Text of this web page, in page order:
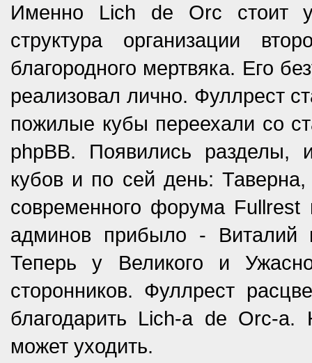
Именно Lich de Orc стоит
структура организации
благородного мертвяка. Его
реализовал лично. Фуллрест
пожилые кубы переехали со
phpBB. Появились разделы,
кубов и по сей день:
современного форума Fullrest
админов прибыло - Виталий
Теперь у Великого и
сторонников. Фуллрест
благодарить Lich-a de Orc-
может уходить.